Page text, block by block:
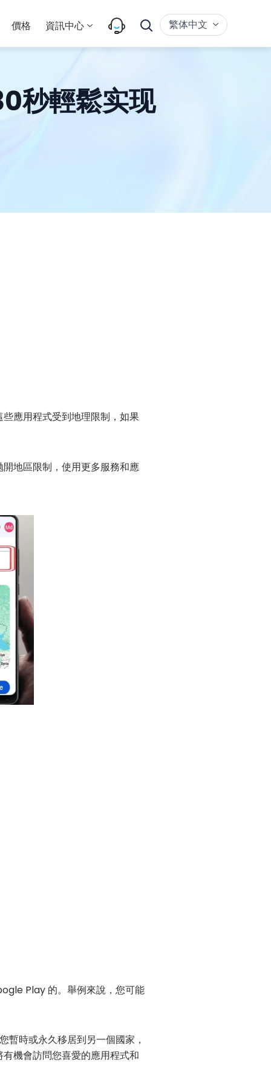
價格 資訊中心 繁体中文
秒輕鬆实现
應用程式受到地理限制，如果
地區限制，使用更多服務和應
Play 的。舉例來說，您可能
暫時或永久移居到另一個國家，
機會訪問您喜愛的應用程式和